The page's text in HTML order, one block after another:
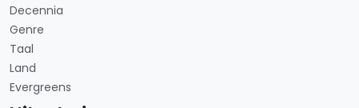
Decennia
Genre
Taal
Land
Evergreens